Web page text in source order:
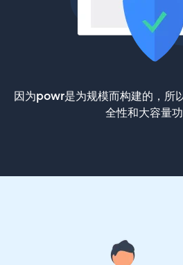
因为powr是为规模而构建的，所
全性和大容量功